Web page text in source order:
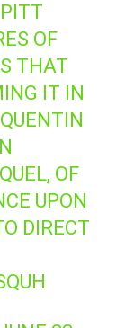
OF
THAT
IT IN
OF
UPON
DIRECT